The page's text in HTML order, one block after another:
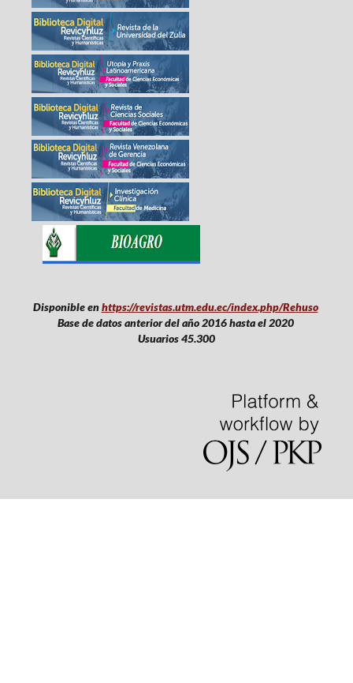
Disponible enhttps://revistas.utm.edu.ec/index.php/Rehuso
Base de datos anterior del año 2016 hasta el 2020
Usuarios 45.300